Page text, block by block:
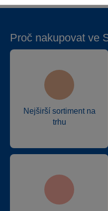
Proč nakupovat ve
Nejširší sortiment na
trhu